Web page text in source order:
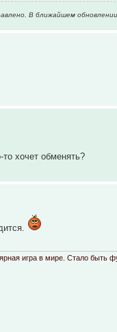
В ближайшем
то хочет обменять?
игра в мире. Стало быть